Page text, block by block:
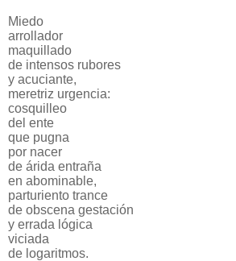
Miedo
arrollador
maquillado
de intensos rubores
y acuciante,
meretriz urgencia:
cosquilleo
del ente
que pugna
por nacer
de árida entraña
en abominable,
parturiento trance
de obscena gestación
y errada lógica
viciada
de logaritmos.